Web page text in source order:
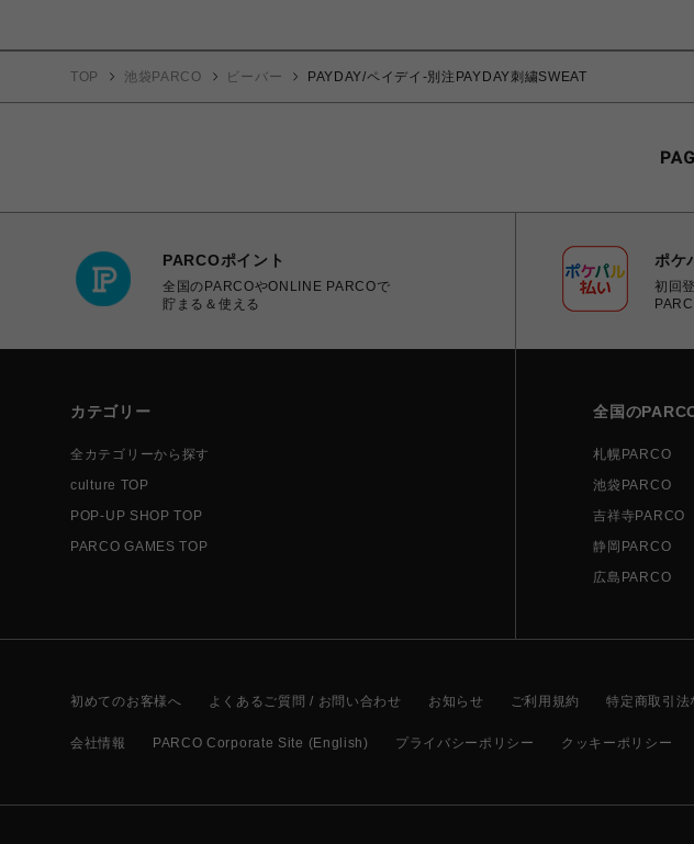
TOP 池袋PARCO ビーバー PAYDAY/ペイデイ-別注PAYDAY刺繍SWEAT
PARCOポイント
全国のPARCOやONLINE PARCOで
貯まる＆使える
ポケ
初回
カテゴリー
全カテゴリーから探す
culture TOP
POP-UP SHOP TOP
PARCO GAMES TOP
全国の
札幌PARCO
池袋PARCO
吉祥寺PARCO
静岡PARCO
広島PARCO
初めてのお客様へ よくあるご質問 / お問い合わせ お知らせ ご利用規約 特定商取引法
会社情報 PARCO Corporate Site (English) プライバシーポリシー クッキーポリシー